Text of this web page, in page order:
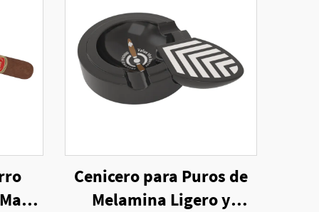
Cenicero para Puros de
Melamina Ligero y